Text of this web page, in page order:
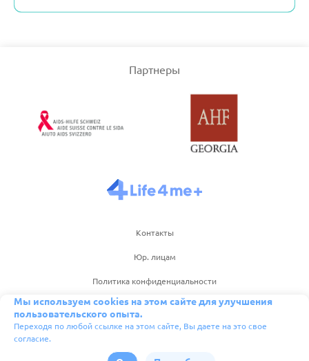
Партнеры
Контакты
Юр. лицам
Политика конфиденциальности
Правила пользования сайтом
Правила пользования приложением
Мы используем cookies на этом сайте для улучшения
пользовательского опыта.
Переходя по любой ссылке на этом сайте, Вы даете на это свое
согласие.